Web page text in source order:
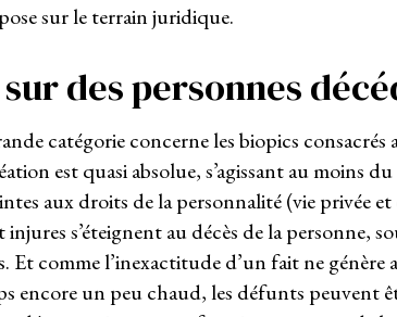
sur le terrain juridique.
des personnes
catégorie concerne les biopics consacrés
est quasi absolue, s’agissant au moins
aux droits de la personnalité (vie privée
s’éteignent au décès de la personne,
Et comme l’inexactitude d’un fait ne
encore un peu chaud, les défunts peuvent